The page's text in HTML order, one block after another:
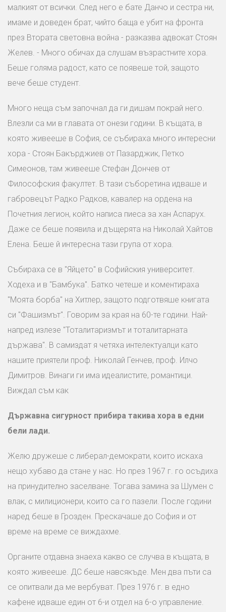
малкият от всички. След него е бате Данчо и сестра ни,
имаме и доведен брат, чийто баща е убит на фронта
през Втората световна война - разказва адвокат Стоян
Желев. - Много обичах да слушам възрастните хора.
Беше голяма радост, като се появеше той, защото
вече беше студент.
Много неща съм започнал да ги дишам покрай него.
Влезли са ми в главата от онези години. В къщата, в
която живееше в София, се събираха много интересни
хора - Стоян Бакърджиев от Пазарджик, Петко
Симеонов, там живееше Стефан Дончев от
Философския факултет. В тази съборетина идваше и
габровецът Радко Радков, кавалер на ордена на
Почетния легион, който написа пиеса за хан Аспарух.
Даже се беше появила и дъщерята на Николай Хайтов
Елена. Беше й интересна тази група от хора.
Събираха се в "Яйцето" в Софийския университет.
Ходеха и в "Бамбука". Батко четеше и коментираха
"Моята борба" на Хитлер, защото подготвяше книгата
си "Фашизмът". Говорим за края на 60-те години. Най-
напред излезе "Тоталитаризмът и тоталитарната
държава". В самиздат я четяха интелектуалци като
нашите приятели проф. Николай Генчев, проф. Илчо
Димитров. Винаги ги има идеалистите, романтици.
Виждал съм как
Държавна сигурност прибира такива хора в едни
бели лади.
Желю дружеше с либерал-демократи, които искаха
нещо хубаво да стане у нас. Но през 1967 г. го осъдиха
на принудително заселване. Тогава замина за Шумен с
влак, с милиционери, които са го пазели. После години
наред беше в Грозден. Прескачаше до София и от
време на време се виждахме.
Органите отдавна знаеха какво се случва в къщата, в
която живееше. ДС беше навсякъде. Мен два пъти са
се опитвали да ме вербуват. През 1976 г. в едно
кафене идваше един от 6-и отдел на 6-о управление.